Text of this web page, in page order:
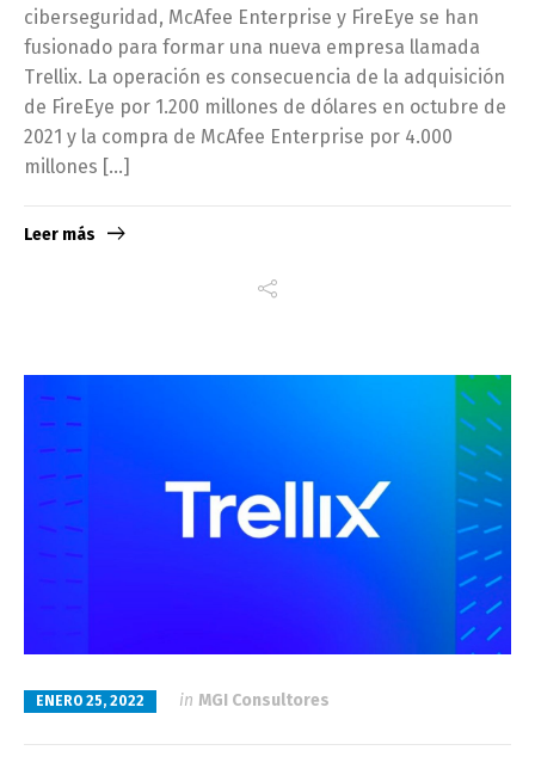
ciberseguridad, McAfee Enterprise y FireEye se han
fusionado para formar una nueva empresa llamada
Trellix. La operación es consecuencia de la adquisición
de FireEye por 1.200 millones de dólares en octubre de
2021 y la compra de McAfee Enterprise por 4.000
millones […]
Leer más
ENERO 25, 2022 in MGI Consultores